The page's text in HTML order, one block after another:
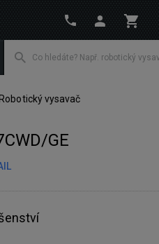
vysavač
GE